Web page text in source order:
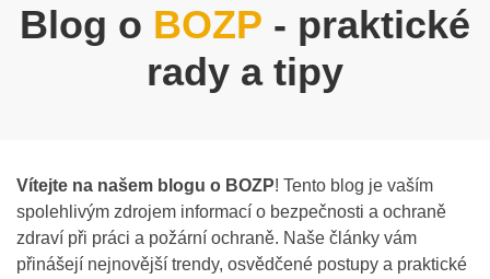
Blog o BOZP - praktické
rady a tipy
Vítejte na našem blogu o BOZP! Tento blog je vaším
spolehlivým zdrojem informací o bezpečnosti a ochraně
zdraví při práci a požární ochraně. Naše články vám
přinášejí nejnovější trendy, osvědčené postupy a praktické